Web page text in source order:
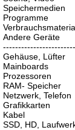
Speichermedien
Programme
Andere Geräte
Gehäuse, Lüfter
Mainboards
Prozessoren
RAM- Speicher
Netzwerk, Telefon
Grafikkarten
Kabel
SSD, HD,